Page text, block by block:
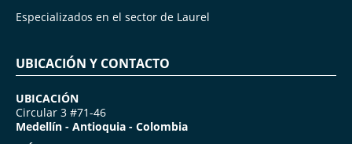
Especializados en el sector de Laurel
UBICACIÓN Y CONTACTO
UBICACIÓN
Circular 3 #71-46
Medellín - Antioquia - Colombia